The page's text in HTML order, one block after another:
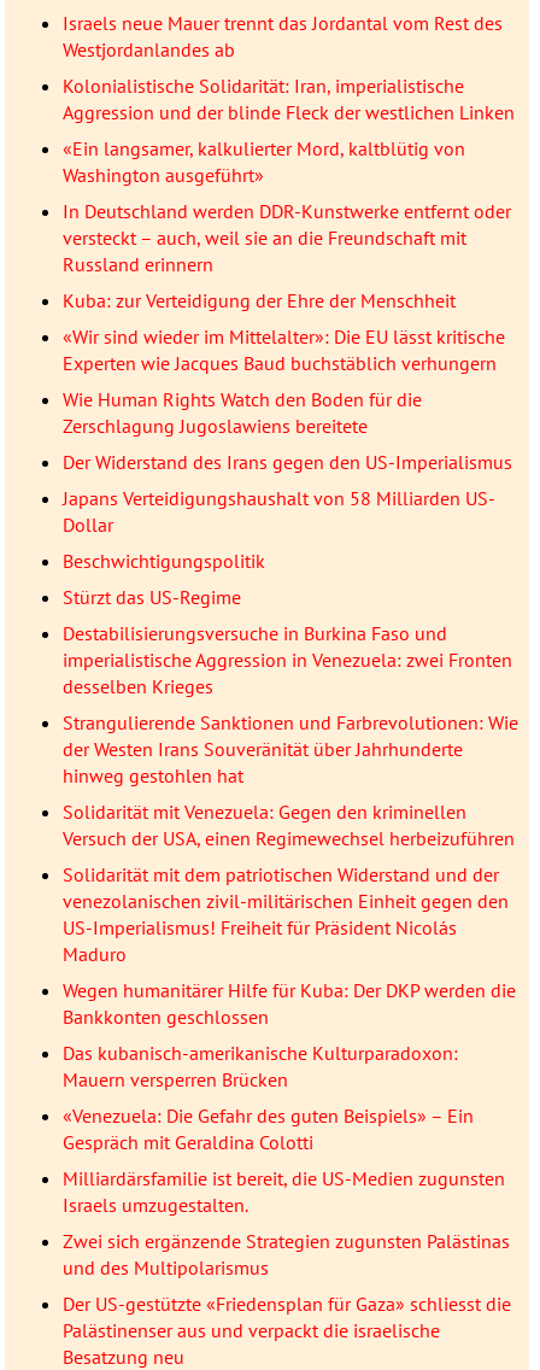
Israels neue Mauer trennt das Jordantal vom Rest des
Westjordanlandes ab
Kolonialistische Solidarität: Iran, imperialistische
Aggression und der blinde Fleck der westlichen Linken
«Ein langsamer, kalkulierter Mord, kaltblütig von
Washington ausgeführt»
In Deutschland werden DDR-Kunstwerke entfernt oder
versteckt – auch, weil sie an die Freundschaft mit
Russland erinnern
Kuba: zur Verteidigung der Ehre der Menschheit
«Wir sind wieder im Mittelalter»: Die EU lässt kritische
Experten wie Jacques Baud buchstäblich verhungern
Wie Human Rights Watch den Boden für die
Zerschlagung Jugoslawiens bereitete
Der Widerstand des Irans gegen den US-Imperialismus
Japans Verteidigungshaushalt von 58 Milliarden US-
Dollar
Beschwichtigungspolitik
Stürzt das US-Regime
Destabilisierungsversuche in Burkina Faso und
imperialistische Aggression in Venezuela: zwei Fronten
desselben Krieges
Strangulierende Sanktionen und Farbrevolutionen: Wie
der Westen Irans Souveränität über Jahrhunderte
hinweg gestohlen hat
Solidarität mit Venezuela: Gegen den kriminellen
Versuch der USA, einen Regimewechsel herbeizuführen
Solidarität mit dem patriotischen Widerstand und der
venezolanischen zivil-militärischen Einheit gegen den
US-Imperialismus! Freiheit für Präsident Nicolás
Maduro
Wegen humanitärer Hilfe für Kuba: Der DKP werden die
Bankkonten geschlossen
Das kubanisch-amerikanische Kulturparadoxon:
Mauern versperren Brücken
«Venezuela: Die Gefahr des guten Beispiels» – Ein
Gespräch mit Geraldina Colotti
Milliardärsfamilie ist bereit, die US-Medien zugunsten
Israels umzugestalten.
Zwei sich ergänzende Strategien zugunsten Palästinas
und des Multipolarismus
Der US-gestützte «Friedensplan für Gaza» schliesst die
Palästinenser aus und verpackt die israelische
Besatzung neu